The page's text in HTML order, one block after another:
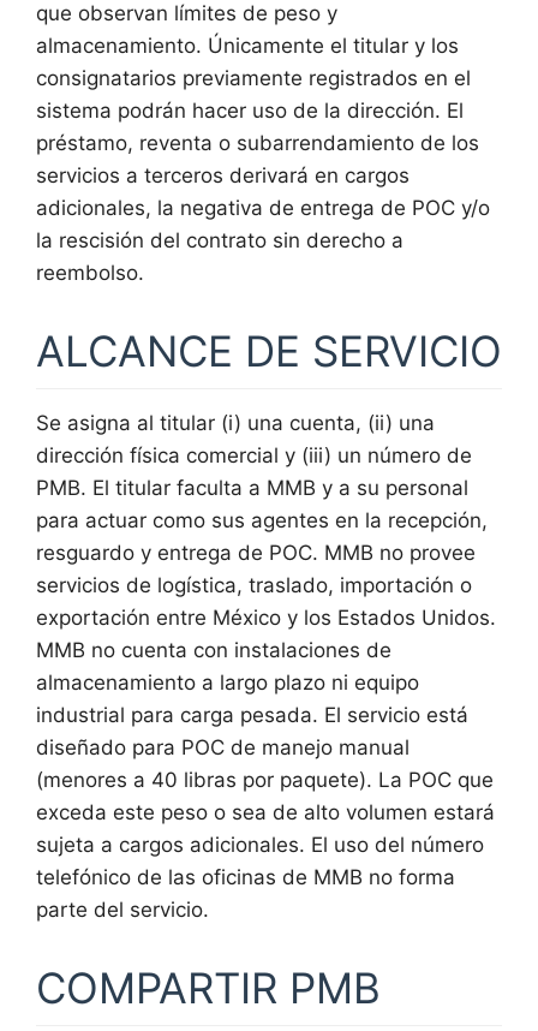
que observan límites de peso y
almacenamiento. Únicamente el titular y los
consignatarios previamente registrados en el
sistema podrán hacer uso de la dirección. El
préstamo, reventa o subarrendamiento de los
servicios a terceros derivará en cargos
adicionales, la negativa de entrega de POC y/o
la rescisión del contrato sin derecho a
reembolso.
ALCANCE DE SERVICIO
Se asigna al titular (i) una cuenta, (ii) una
dirección física comercial y (iii) un número de
PMB. El titular faculta a MMB y a su personal
para actuar como sus agentes en la recepción,
resguardo y entrega de POC. MMB no provee
servicios de logística, traslado, importación o
exportación entre México y los Estados Unidos.
MMB no cuenta con instalaciones de
almacenamiento a largo plazo ni equipo
industrial para carga pesada. El servicio está
diseñado para POC de manejo manual
(menores a 40 libras por paquete). La POC que
exceda este peso o sea de alto volumen estará
sujeta a cargos adicionales. El uso del número
telefónico de las oficinas de MMB no forma
parte del servicio.
COMPARTIR PMB